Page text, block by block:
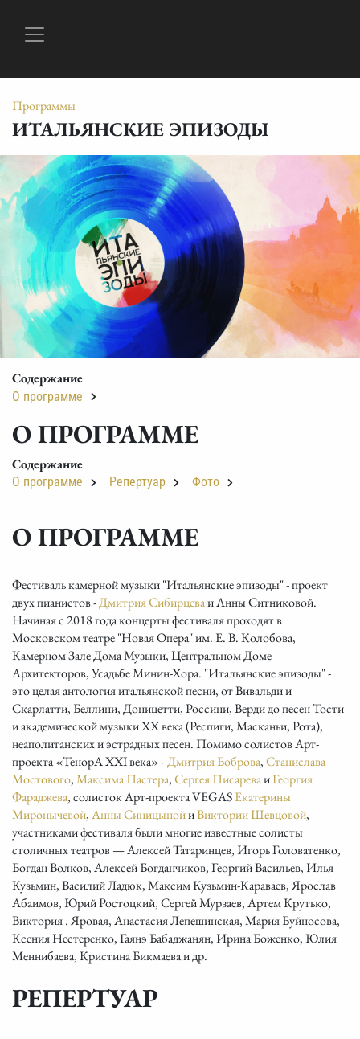
Программы
ИТАЛЬЯНСКИЕ ЭПИЗОДЫ
Содержание
О программе
О ПРОГРАММЕ
Содержание
О программе Репертуар Фото
О ПРОГРАММЕ
Фестиваль камерной музыки "Итальянские эпизоды" - проект
двух пианистов -Дмитрия Сибирцеваи Анны Ситниковой.
Начиная с 2018 года концерты фестиваля проходят в
Московском театре "Новая Опера" им. Е. В. Колобова,
Камерном Зале Дома Музыки, Центральном Доме
Архитекторов, Усадьбе Минин-Хора. "Итальянские эпизоды" -
это целая антология итальянской песни, от Вивальди и
Скарлатти, Беллини, Доницетти, Россини, Верди до песен Тости
и академической музыки XX века (Респиги, Масканьи, Рота),
неаполитанских и эстрадных песен. Помимо солистов Арт-
проекта «ТенорА XXI века» -Дмитрия Боброва,Станислава
Мостового,Максима Пастера,Сергея ПисареваиГеоргия
Фараджева, солисток Арт-проекта VEGASЕкатерины
Миронычевой,Анны СиницынойиВиктории Шевцовой,
участниками фестиваля были многие известные солисты
столичных театров — Алексей Татаринцев, Игорь Головатенко,
Богдан Волков, Алексей Богданчиков, Георгий Васильев, Илья
Кузьмин, Василий Ладюк, Максим Кузьмин-Караваев, Ярослав
Абаимов, Юрий Ростоцкий, Сергей Мурзаев, Артем Крутько,
Виктория . Яровая, Анастасия Лепешинская, Мария Буйносова,
Ксения Нестеренко, Гаянэ Бабаджанян, Ирина Боженко, Юлия
Меннибаева, Кристина Бикмаева и др.
РЕПЕРТУАР